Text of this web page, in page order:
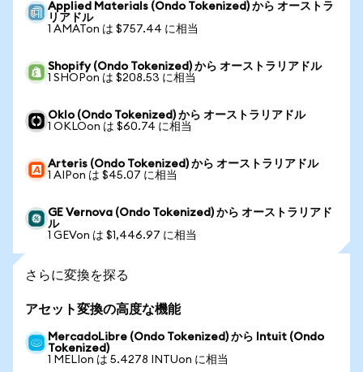
Applied Materials (Ondo Tokenized) から オーストラ
リアドル
1 AMATon は $757.44 に相当
Shopify (Ondo Tokenized) から オーストラリアドル
1 SHOPon は $208.53 に相当
Oklo (Ondo Tokenized) から オーストラリアドル
1 OKLOon は $60.74 に相当
Arteris (Ondo Tokenized) から オーストラリアドル
1 AIPon は $45.07 に相当
GE Vernova (Ondo Tokenized) から オーストラリアド
ル
1 GEVon は $1,446.97 に相当
さらに変換を探る
アセット変換の高度な機能
MercadoLibre (Ondo Tokenized) から Intuit (Ondo
Tokenized)
1 MELIon は 5.4278 INTUon に相当